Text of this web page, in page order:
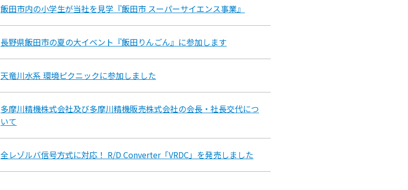
飯田市内の小学生が当社を見学『飯田市 スーパーサイエンス事業』
長野県飯田市の夏の大イベント『飯田りんごん』に参加します
天竜川水系 環境ピクニックに参加しました
多摩川精機株式会社及び多摩川精機販売株式会社の会長・社長交代につ
いて
全レゾルバ信号方式に対応！ R/D Converter「VRDC」を発売しました